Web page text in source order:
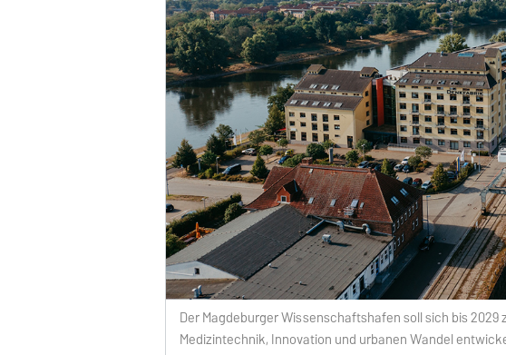
Der Magdeburger Wissenschaftshafen soll sich bis
Medizintechnik, Innovation und urbanen Wandel